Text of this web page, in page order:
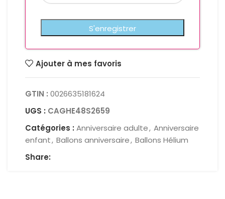
Ajouter à mes favoris
GTIN : 0026635181624
UGS : CAGHE48S2659
Catégories : Anniversaire adulte, Anniversaire
enfant, Ballons anniversaire, Ballons Hélium
Share: